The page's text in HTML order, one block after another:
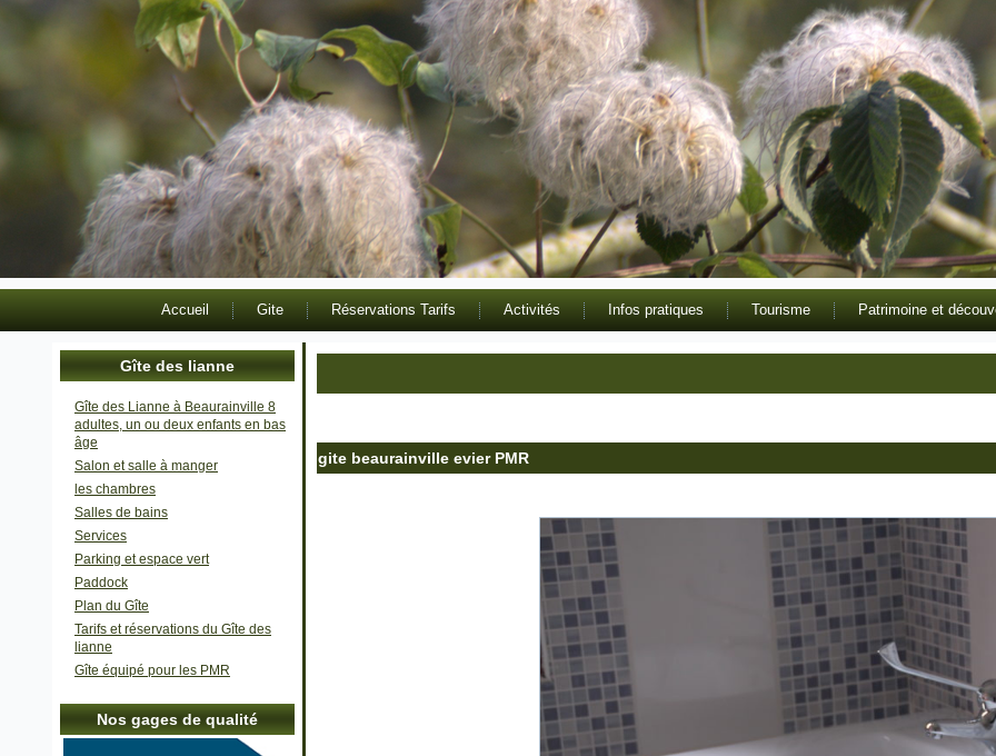
Accueil Gite Réservations Tarifs Activités Infos pratiques Tourisme Patrimoine et
Gîte des lianne
Gîte des Lianne à Beaurainville 8
adultes, un ou deux enfants en bas
âge
Salon et salle à manger
les chambres
Salles de bains
Services
Parking et espace vert
Paddock
Plan du Gîte
Tarifs et réservations du Gîte des
lianne
Gîte équipé pour les PMR
Nos gages de qualité
gite beaurainville evier PMR